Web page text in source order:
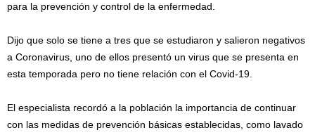
para la prevención y control de la enfermedad.
Dijo que solo se tiene a tres que se estudiaron y salieron negativos
a Coronavirus, uno de ellos presentó un virus que se presenta en
esta temporada pero no tiene relación con el Covid-19.
El especialista recordó a la población la importancia de continuar
con las medidas de prevención básicas establecidas, como lavado